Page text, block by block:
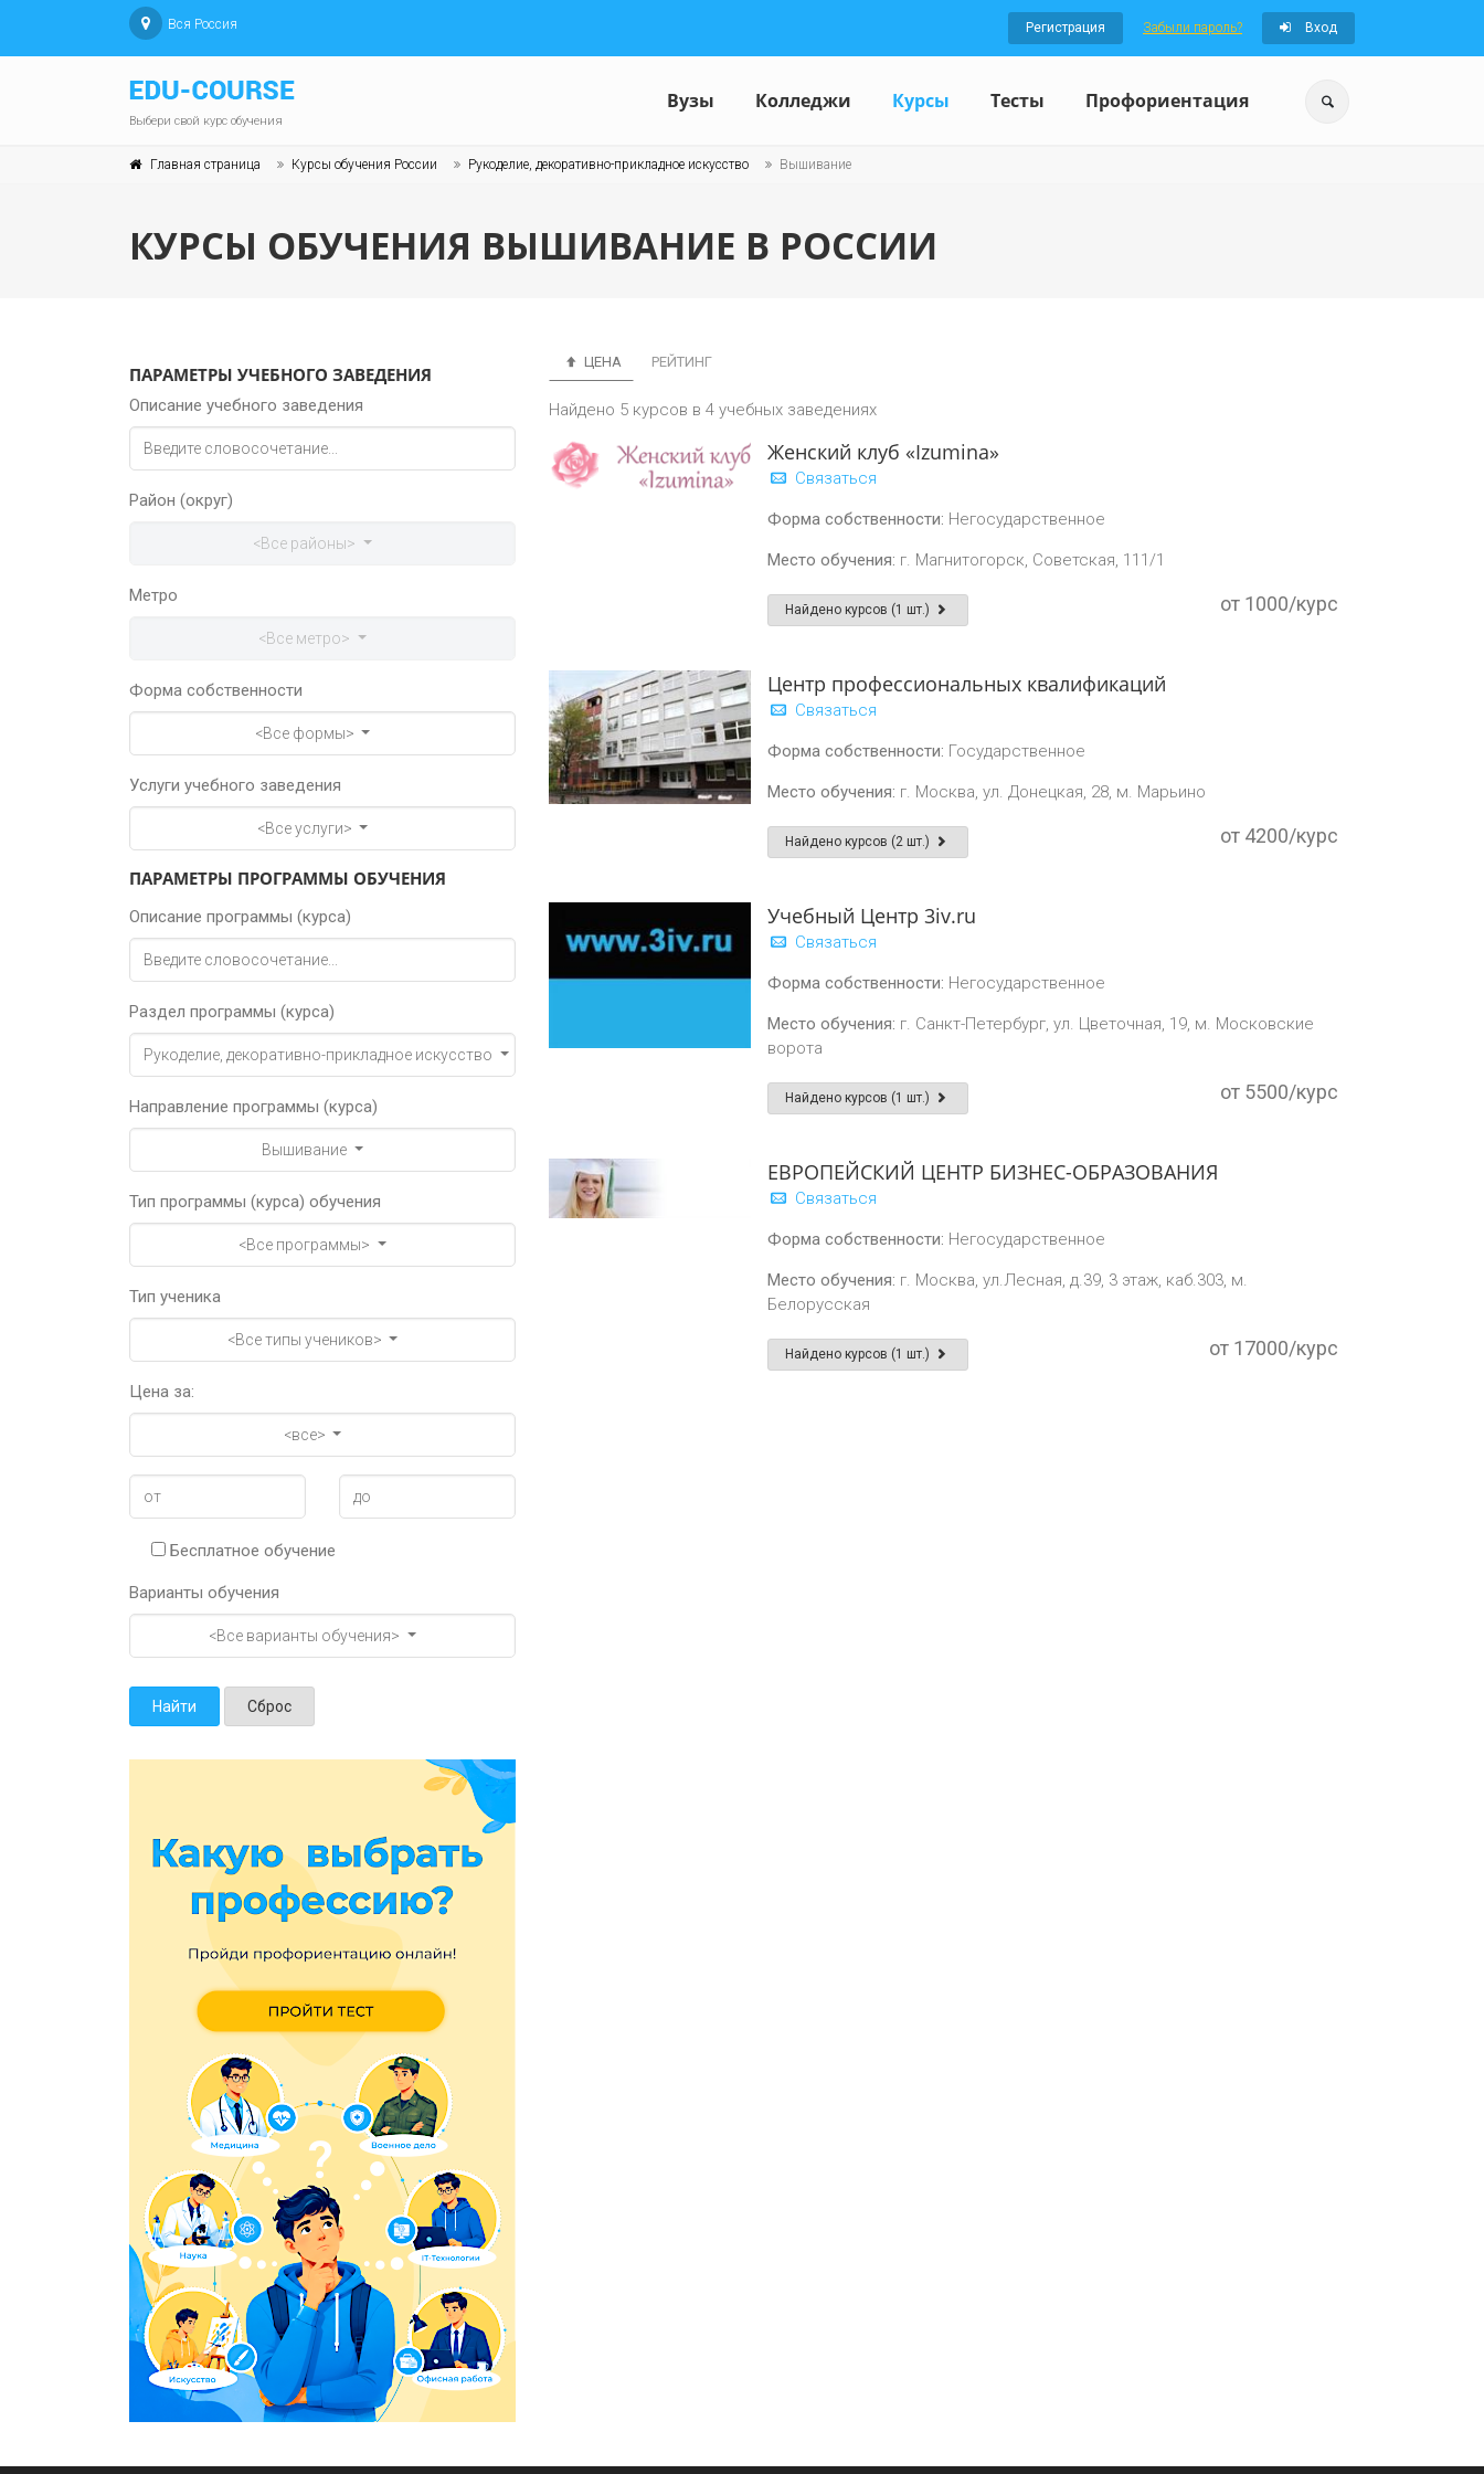
Вся Россия Регистрация Забыли пароль? Вход
Выбери свой курс обучения
Вузы Колледжи Курсы Тесты Профориентация
Главная страница Курсы обучения России Рукоделие, декоративно-прикладное искусство Вышивание
КУРСЫ ОБУЧЕНИЯ ВЫШИВАНИЕ В РОССИИ
ПАРАМЕТРЫ УЧЕБНОГО ЗАВЕДЕНИЯ
Описание учебного заведения
Район (округ)
<Все районы>
Метро
<Все метро>
Форма собственности
<Все формы>
Услуги учебного заведения
<Все услуги>
ПАРАМЕТРЫ ПРОГРАММЫ ОБУЧЕНИЯ
Описание программы (курса)
Раздел программы (курса)
Рукоделие, декоративно-прикладное искусство
Направление программы (курса)
Вышивание
Тип программы (курса) обучения
<Все программы>
Тип ученика
<Все типы учеников>
Цена за:
<все>
Бесплатное обучение
Варианты обучения
<Все варианты обучения>
Найти Сброс
ЦЕНА РЕЙТИНГ
Найдено 5 курсов в 4 учебных заведениях
Женский клуб «Izumina»
Связаться
Форма собственности: Негосударственное
Место обучения: г. Магнитогорск, Советская, 111/1
Найдено курсов (1 шт.) от 1000/курс
Центр профессиональных квалификаций
Связаться
Форма собственности: Государственное
Место обучения: г. Москва, ул. Донецкая, 28, м. Марьино
Найдено курсов (2 шт.) от 4200/курс
Учебный Центр 3iv.ru
Связаться
Форма собственности: Негосударственное
Место обучения: г. Санкт-Петербург, ул. Цветочная, 19, м. Московские
ворота
Найдено курсов (1 шт.) от 5500/курс
ЕВРОПЕЙСКИЙ ЦЕНТР БИЗНЕС-ОБРАЗОВАНИЯ
Связаться
Форма собственности: Негосударственное
Место обучения: г. Москва, ул.Лесная, д.39, 3 этаж, каб.303, м.
Белорусская
Найдено курсов (1 шт.) от 17000/курс